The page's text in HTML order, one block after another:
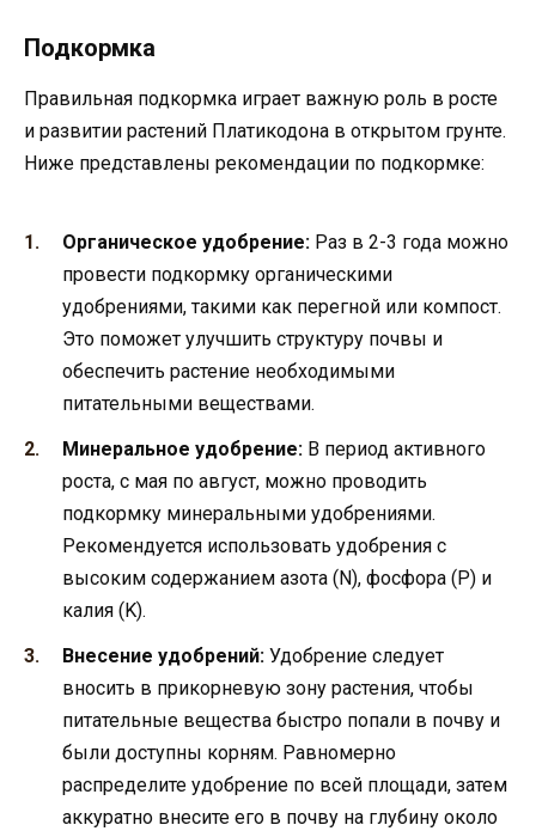
Подкормка
Правильная подкормка играет важную роль в росте
и развитии растений Платикодона в открытом грунте.
Ниже представлены рекомендации по подкормке:
Органическое удобрение: Раз в 2-3 года можно
провести подкормку органическими
удобрениями, такими как перегной или компост.
Это поможет улучшить структуру почвы и
обеспечить растение необходимыми
питательными веществами.
Минеральное удобрение: В период активного
роста, с мая по август, можно проводить
подкормку минеральными удобрениями.
Рекомендуется использовать удобрения с
высоким содержанием азота (N), фосфора (P) и
калия (K).
Внесение удобрений: Удобрение следует
вносить в прикорневую зону растения, чтобы
питательные вещества быстро попали в почву и
были доступны корням. Равномерно
распределите удобрение по всей площади, затем
аккуратно внесите его в почву на глубину около